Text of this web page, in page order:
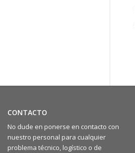
CONTACTO
No dude en ponerse en contacto con
nuestro personal para cualquier
problema técnico, logístico o de